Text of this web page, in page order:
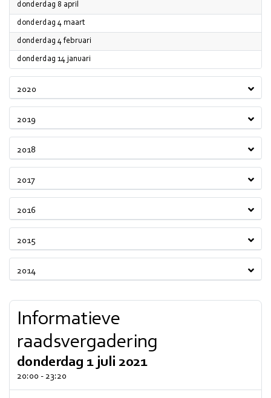
donderdag 8 april
donderdag 4 maart
donderdag 4 februari
donderdag 14 januari
2020
2019
2018
2017
2016
2015
2014
Informatieve
raadsvergadering
donderdag 1 juli 2021
20:00 - 23:20